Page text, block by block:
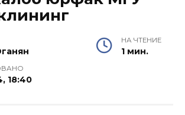
НА ЧТЕНИЕ
1 мин.
18:40